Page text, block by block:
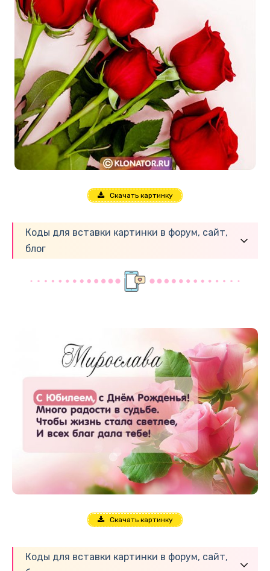
Скачать картинку
Коды для вставки картинки в форум, сайт,
блог
Скачать картинку
Коды для вставки картинки в форум, сайт,